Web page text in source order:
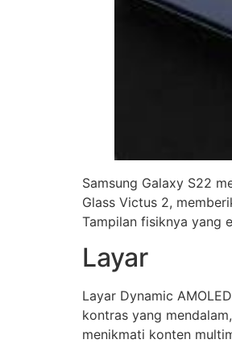
Samsung Galaxy S22
Glass Victus 2,
Tampilan fisiknya yang
Layar
Layar Dynamic
kontras yang
menikmati konten